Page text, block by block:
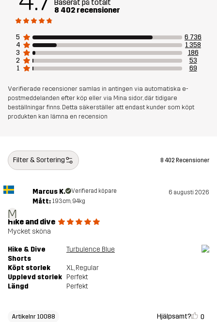
Skapad för
Artikelnummer 10088_2001
Baserat på totalt
8 402 recensioner
5
6 736
4
1 358
3
186
2
53
1
69
Verifierade recensioner samlas in antingen via automatiska e-
postmeddelanden efter köp eller via Mina sidor, där tidigare
beställningar finns. Detta säkerställer att endast kunder som köpt
produkten kan lämna en recension
Filter & Sortering 8 402 Recensioner
M
Marcus K. Verifierad köpare 6 augusti 2026
Mått: 193cm, 94kg
Hike and dive
Mycket sköna
Hike & Dive
Shorts
Turbulence Blue
Köpt storlek XL, Regular
Upplevd storlek Perfekt
Längd
Perfekt
Artikelnr 10088 Hjälpsamt? 0